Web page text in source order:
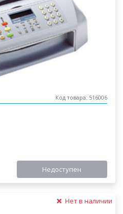
Код товара: 516006
Недоступен
Нет в наличии